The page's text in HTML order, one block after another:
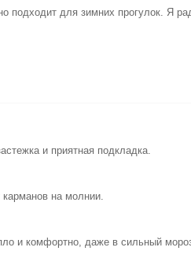
подходит для зимних прогулок. Я
и приятная подкладка.
на молнии.
и комфортно, даже в сильный